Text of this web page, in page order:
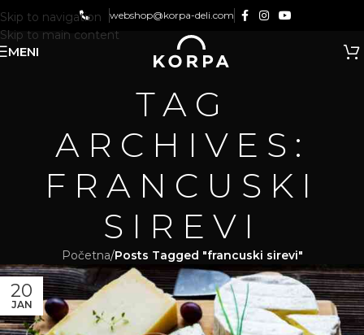
Skip to navigation
Skip to main content
webshop@korpa-deli.com
MENI
TAG
ARCHIVES:
FRANCUSKI
SIREVI
Početna/Posts Tagged "francuski sirevi"
20
JAN